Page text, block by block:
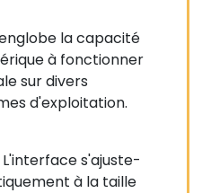
la capacité
à fonctionner
sur divers
d'exploitation.
L'interface s'ajuste-
à la taille